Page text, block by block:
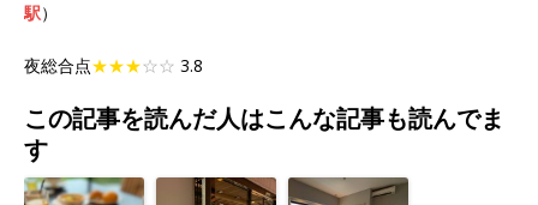
駅）
夜総合点★★★☆☆ 3.8
この記事を読んだ人はこんな記事も読んでま
す